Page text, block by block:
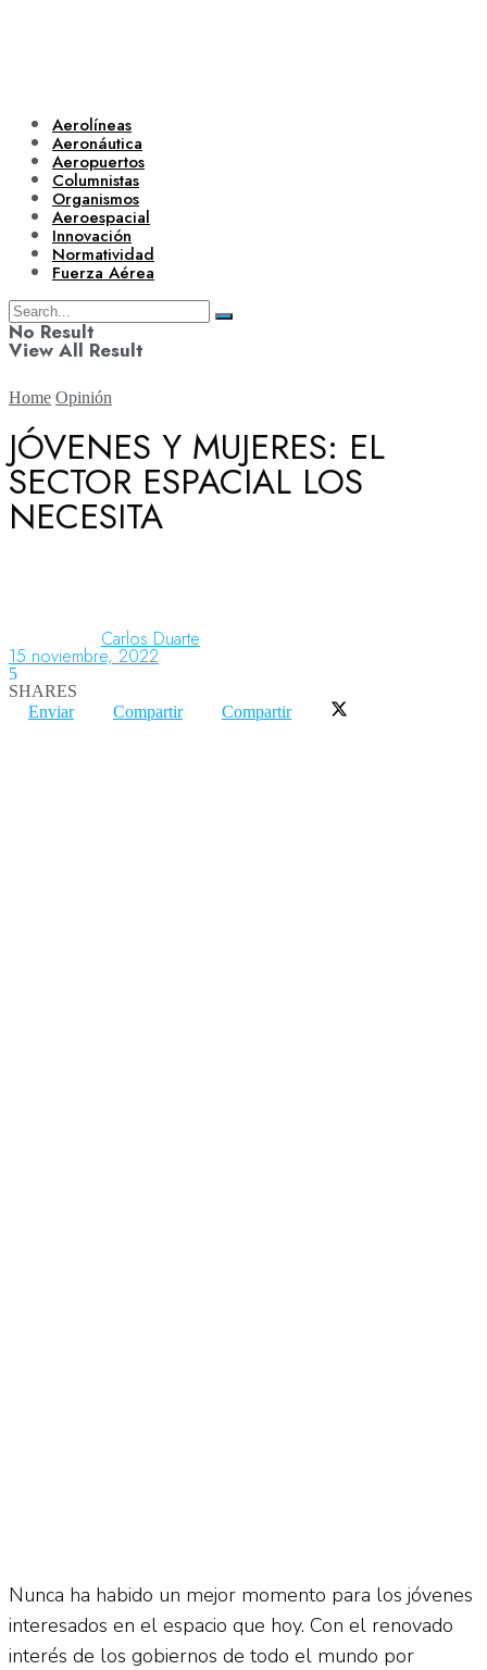
Aerolíneas
Aeronáutica
Aeropuertos
Columnistas
Organismos
Aeroespacial
Innovación
Normatividad
Fuerza Aérea
No Result
View All Result
Aerolíneas
Aeropuertos
Columnistas
Home Opinión
JÓVENES Y MUJERES: EL
SECTOR ESPACIAL LOS
NECESITA
Carlos Duarte
15 noviembre, 2022
5
SHARES
Enviar
Compartir Compartir
Nunca ha habido un mejor momento para los jóvenes
interesados en el espacio que hoy. Con el renovado
interés de los gobiernos de todo el mundo por